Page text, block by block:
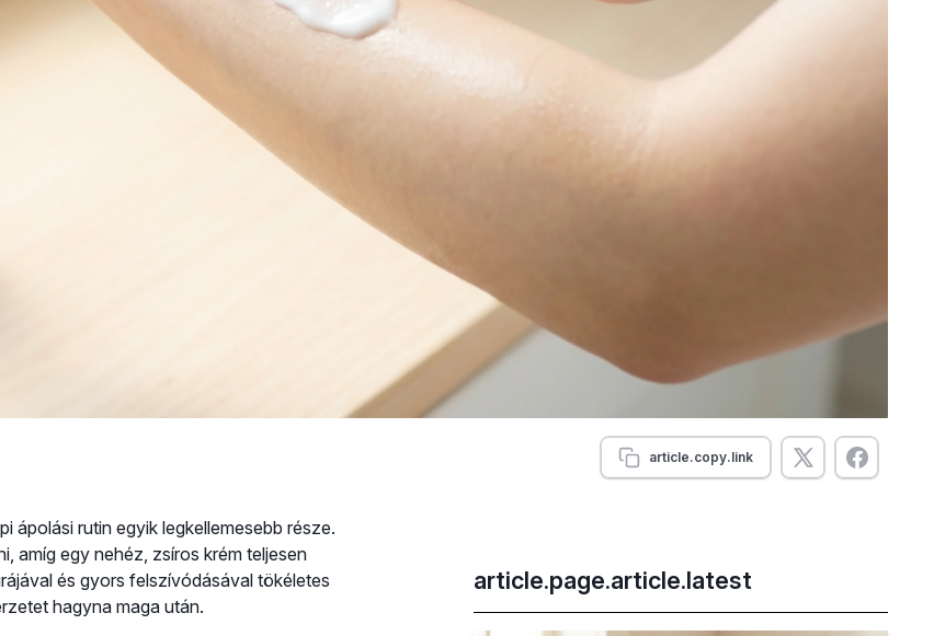
article.copy.link
ápolási rutin egyik legkellemesebb része.
amíg egy nehéz, zsíros krém teljesen
és gyors felszívódásával tökéletes
hagyna maga után.
article.page.article.latest